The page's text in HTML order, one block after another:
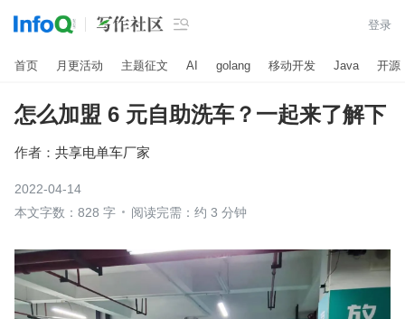
 登录
首页 月更活动 主题征文 AI golang 移动开发 Java 开源
怎么加盟 6 元自助洗车？一起来了解下
作者： 共享电单车厂家
2022-04-14
本文字数：828 字
阅读完需：约 3 分钟